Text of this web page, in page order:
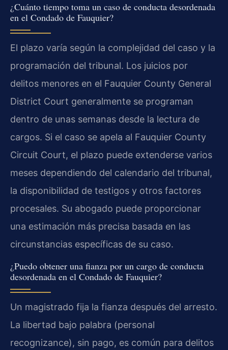
¿Cuánto tiempo toma un caso de conducta desordenada
en el Condado de Fauquier?
El plazo varía según la complejidad del caso y la
programación del tribunal. Los juicios por
delitos menores en el Fauquier County General
District Court generalmente se programan
dentro de unas semanas desde la lectura de
cargos. Si el caso se apela al Fauquier County
Circuit Court, el plazo puede extenderse varios
meses dependiendo del calendario del tribunal,
la disponibilidad de testigos y otros factores
procesales. Su abogado puede proporcionar
una estimación más precisa basada en las
circunstancias específicas de su caso.
¿Puedo obtener una fianza por un cargo de conducta
desordenada en el Condado de Fauquier?
Un magistrado fija la fianza después del arresto.
La libertad bajo palabra (personal
recognizance), sin pago, es común para delitos